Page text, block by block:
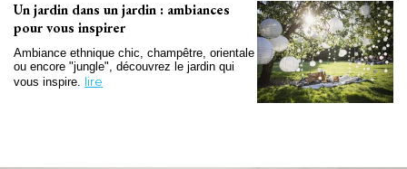
Un jardin dans un jardin : ambiances
pour vous inspirer
Ambiance ethnique chic, champêtre, orientale
ou encore "jungle", découvrez le jardin qui
vous inspire. lire